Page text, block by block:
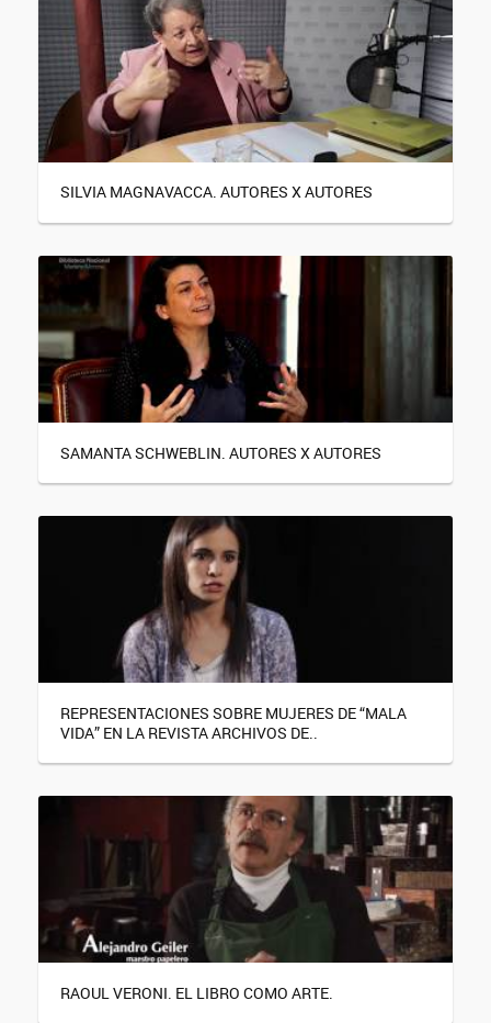
SILVIA MAGNAVACCA. AUTORES X AUTORES
SAMANTA SCHWEBLIN. AUTORES X AUTORES
REPRESENTACIONES SOBRE MUJERES DE “MALA
VIDA” EN LA REVISTA ARCHIVOS DE..
RAOUL VERONI. EL LIBRO COMO ARTE.